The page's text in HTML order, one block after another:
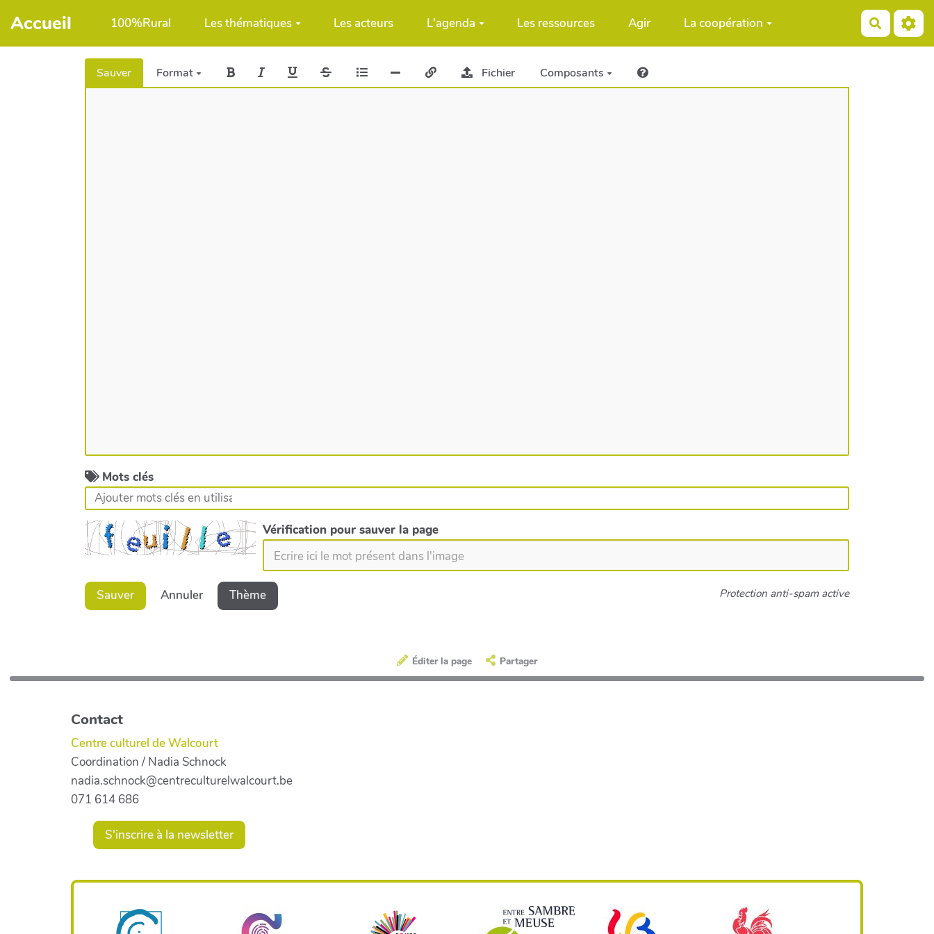
Aller au contenu principal
Accueil 100%Rural Les thématiques Les acteurs L'agenda Les ressources Agir La coopération
Sauver Format Fichier Composants
Mots clés
Vérification pour sauver la page
Sauver Annuler Thème Protection anti-spam active
Éditer la page Partager
Contact
Centre culturel de Walcourt
Coordination / Nadia Schnock
nadia.schnock@centreculturelwalcourt.be
071 614 686
S'inscrire à la newsletter